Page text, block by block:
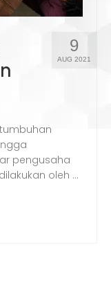
9
AUG 2021
pengusaha
oleh …